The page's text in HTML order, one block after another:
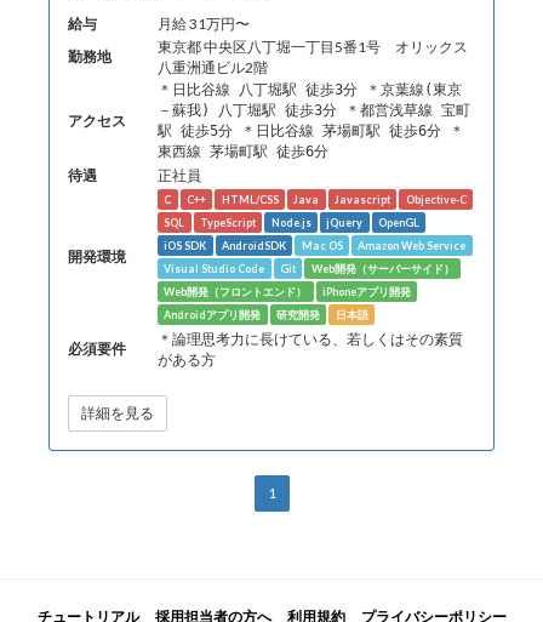
給与
月給 31万円〜
勤務地
東京都 中央区八丁堀一丁目5番1号 オリックス
八重洲通ビル2階
アクセス
＊日比谷線 八丁堀駅 徒歩3分 ＊京葉線(東京
－蘇我) 八丁堀駅 徒歩3分 ＊都営浅草線 宝町
駅 徒歩5分 ＊日比谷線 茅場町駅 徒歩6分 ＊
東西線 茅場町駅 徒歩6分
待遇 正社員
開発環境
C C++ HTML/CSS Java Javascript
Objective-C
SQL
TypeScript Node.js jQuery
OpenGL
iOS SDK
AndroidSDK Mac OS
Amazon Web Service
Visual Studio Code
Git
Web開発（サーバーサイド）
Web開発（フロントエンド）
iPhoneアプリ開発
Androidアプリ開発
研究開発 日本語
必須要件
＊論理思考力に長けている、若しくはその素質
がある方
詳細を見る
1
チュートリアル 採用担当者の方へ 利用規約 プライバシーポリシー